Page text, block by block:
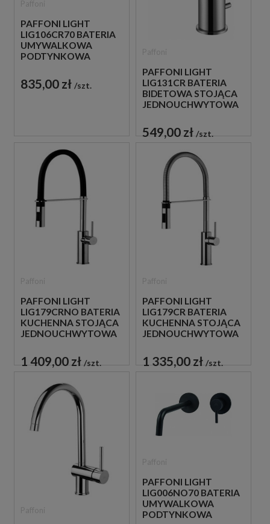
PAFFONI LIGHT
LIG106CR70 BATERIA
UMYWALKOWA
PODTYNKOWA
CHROM
835,00 zł szt.
PAFFONI LIGHT
LIG131CR BATERIA
BIDETOWA STOJĄCA
JEDNOUCHWYTOWA
549,00 zł szt.
PAFFONI LIGHT
LIG179CRNO BATERIA
KUCHENNA STOJĄCA
JEDNOUCHWYTOWA
1 409,00 zł szt.
PAFFONI LIGHT
LIG179CR BATERIA
KUCHENNA STOJĄCA
JEDNOUCHWYTOWA
1 335,00 zł szt.
PAFFONI LIGHT
LIG006NO70 BATERIA
UMYWALKOWA
PODTYNKOWA